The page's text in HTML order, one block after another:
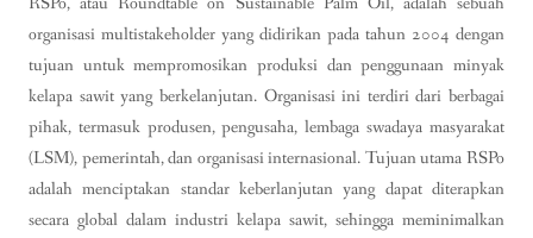
organisasi multistakeholder yang didirikan pada tahun 2004 dengan
tujuan untuk mempromosikan produksi dan penggunaan minyak
kelapa sawit yang berkelanjutan. Organisasi ini terdiri dari berbagai
pihak, termasuk produsen, pengusaha, lembaga swadaya masyarakat
(LSM), pemerintah, dan organisasi internasional. Tujuan utama RSPo
adalah menciptakan standar keberlanjutan yang dapat diterapkan
secara global dalam industri kelapa sawit, sehingga meminimalkan